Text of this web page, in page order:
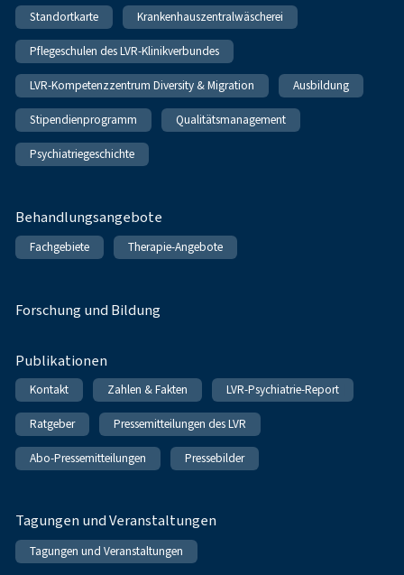
Standortkarte Krankenhauszentralwäscherei
Pflegeschulen des LVR-Klinikverbundes
LVR-Kompetenzzentrum Diversity & Migration Ausbildung
Stipendienprogramm Qualitätsmanagement
Psychiatriegeschichte
Behandlungsangebote
Fachgebiete Therapie-Angebote
Forschung und Bildung
Publikationen
Kontakt Zahlen & Fakten LVR-Psychiatrie-Report
Ratgeber Pressemitteilungen des LVR
Abo-Pressemitteilungen Pressebilder
Tagungen und Veranstaltungen
Tagungen und Veranstaltungen